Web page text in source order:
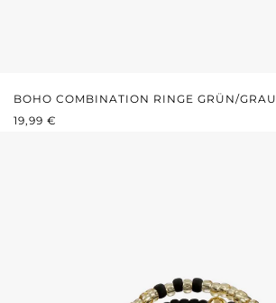
BOHO COMBINATION RINGE GRÜN/GRAU
REGULÄRER PREIS:
19,99 €